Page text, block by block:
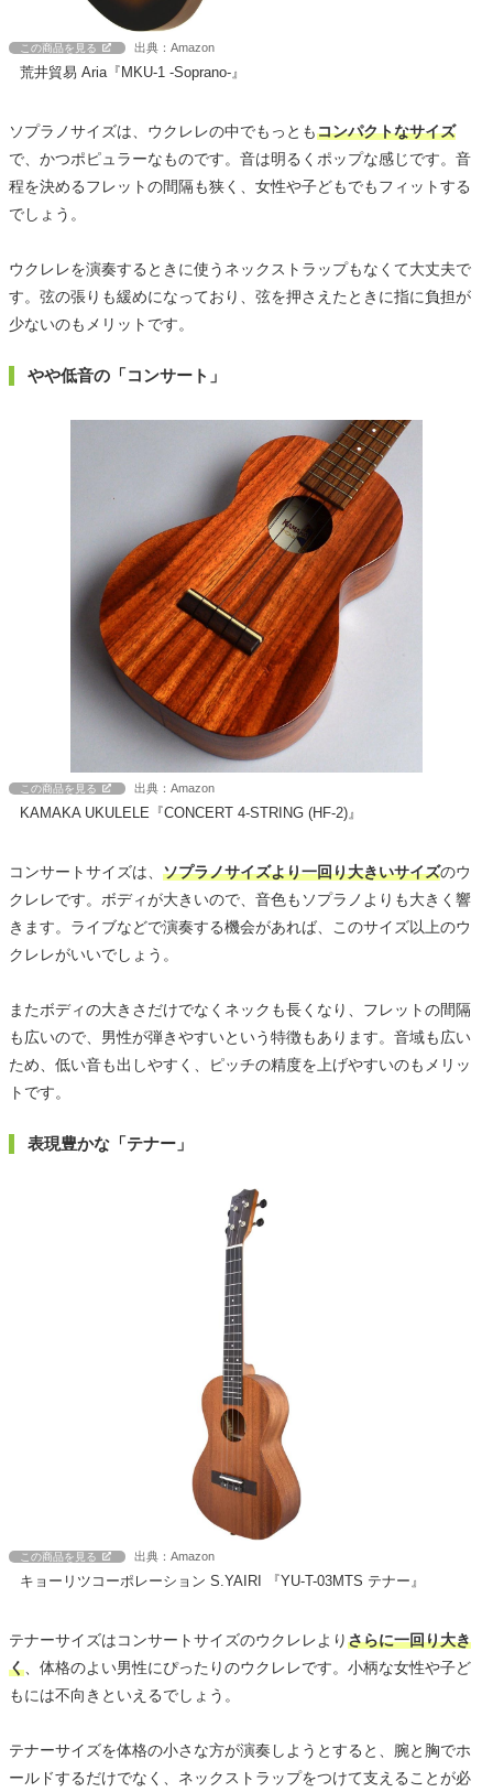
この商品を見る 出典：Amazon
荒井貿易 Aria『MKU-1 -Soprano-』
ソプラノサイズは、ウクレレの中でもっともコンパクトなサイズ
で、かつポピュラーなものです。音は明るくポップな感じです。音
程を決めるフレットの間隔も狭く、女性や子どもでもフィットする
でしょう。
ウクレレを演奏するときに使うネックストラップもなくて大丈夫で
す。弦の張りも緩めになっており、弦を押さえたときに指に負担が
少ないのもメリットです。
やや低音の「コンサート」
この商品を見る 出典：Amazon
KAMAKA UKULELE『CONCERT 4-STRING (HF-2)』
コンサートサイズは、 ソプラノサイズより一回り大きいサイズのウ
クレレです。ボディが大きいので、音色もソプラノよりも大きく響
きます。ライブなどで演奏する機会があれば、このサイズ以上のウ
クレレがいいでしょう。
またボディの大きさだけでなくネックも長くなり、フレットの間隔
も広いので、男性が弾きやすいという特徴もあります。音域も広い
ため、低い音も出しやすく、ピッチの精度を上げやすいのもメリッ
トです。
表現豊かな「テナー」
この商品を見る 出典：Amazon
キョーリツコーポレーション S.YAIRI 『YU-T-03MTS テナー』
テナーサイズはコンサートサイズのウクレレよりさらに一回り大き
く 、体格のよい男性にぴったりのウクレレです。小柄な女性や子ど
もには不向きといえるでしょう。
テナーサイズを体格の小さな方が演奏しようとすると、腕と胸でホ
ールドするだけでなく、ネックストラップをつけて支えることが必